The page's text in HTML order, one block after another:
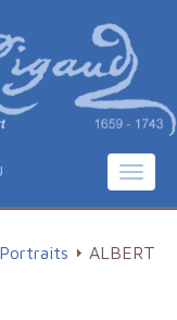
Portraits
ALBERT